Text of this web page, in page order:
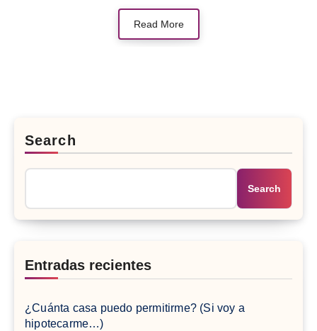
Read More
Search
Search
Entradas recientes
¿Cuánta casa puedo permitirme? (Si voy a
hipotecarme…)